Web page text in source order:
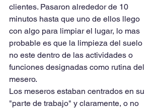
clientes. Pasaron alrededor de 10
minutos hasta que uno de ellos llego
con algo para limpiar el lugar, lo mas
probable es que la limpieza del suelo
no este dentro de las actividades o
funciones designadas como rutina del
mesero.
Los meseros estaban centrados en su
"parte de trabajo" y claramente, o no